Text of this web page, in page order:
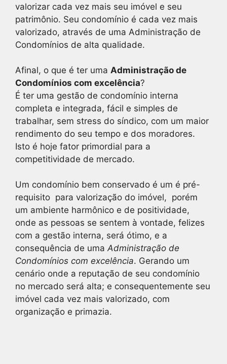
valorizar cada vez mais seu imóvel e seu
patrimônio. Seu condomínio é cada vez mais
valorizado, através de uma Administração de
Condomínios de alta qualidade.
Afinal, o que é ter uma Administração de
Condomínios com excelência?
É ter uma gestão de condomínio interna
completa e integrada, fácil e simples de
trabalhar, sem stress do síndico, com um maior
rendimento do seu tempo e dos moradores.
Isto é hoje fator primordial para a
competitividade de mercado.
Um condomínio bem conservado é um é pré-
requisito para valorização do imóvel, porém
um ambiente harmônico e de positividade,
onde as pessoas se sentem à vontade, felizes
com a gestão interna, será ótimo, e a
consequência de umaAdministração de
Condomínios com excelência. Gerando um
cenário onde a reputação de seu condomínio
no mercado será alta; e consequentemente seu
imóvel cada vez mais valorizado, com
organização e primazia.